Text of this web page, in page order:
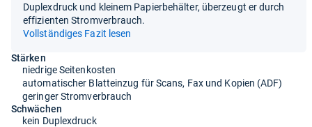
Duplexdruck und kleinem Papierbehälter, überzeugt er durch
effizienten Stromverbrauch.
Vollständiges Fazit lesen
Stärken
niedrige Seitenkosten
automatischer Blatteinzug für Scans, Fax und Kopien (ADF)
geringer Stromverbrauch
Schwächen
kein Duplexdruck